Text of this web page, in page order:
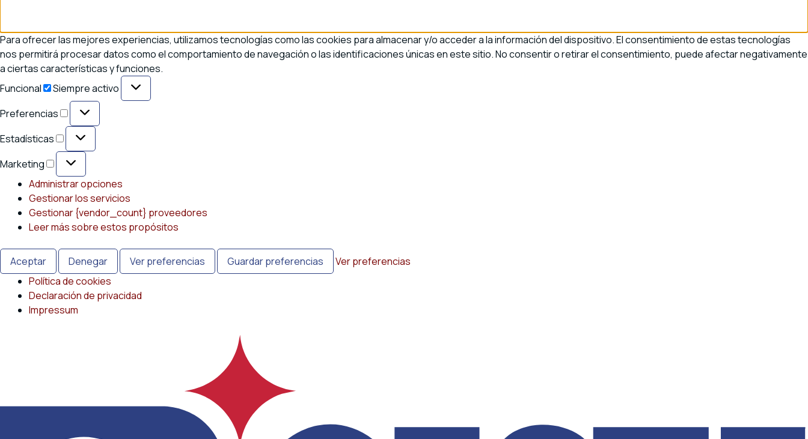
Para ofrecer las mejores experiencias, utilizamos tecnologías como las cookies para almacenar y/o acceder a la información del dispositivo. El consentimiento de estas tecnologías
nos permitirá procesar datos como el comportamiento de navegación o las identificaciones únicas en este sitio. No consentir o retirar el consentimiento, puede afectar negativamente
a ciertas características y funciones.
Funcional
Funcional
Siempre activo
Preferencias
Preferencias
Estadísticas Estadísticas
Marketing
Marketing
Administrar opciones
Gestionar los servicios
Gestionar {vendor_count} proveedores
Leer más sobre estos propósitos
Aceptar Denegar Ver preferencias Guardar preferencias
Ver preferencias
Política de cookies
Declaración de privacidad
Impressum